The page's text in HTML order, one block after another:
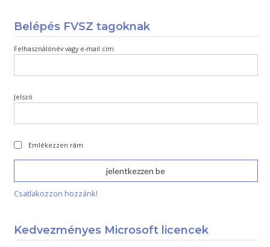
Belépés FVSZ tagoknak
Felhasználónév vagy e-mail cím
Jelszó
Emlékezzen rám
Csatlakozzon hozzánk!
Kedvezményes Microsoft licencek